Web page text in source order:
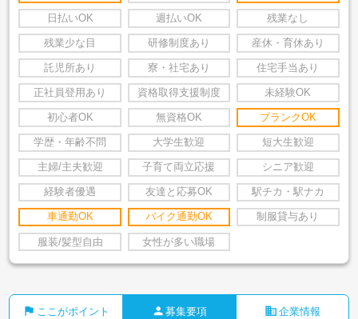
日払いOK 週払いOK 残業なし
残業少な目 研修制度あり 産休・育休あり
託児所あり 寮・社宅あり 住宅手当あり
正社員登用あり 資格取得支援制度 未経験OK
初心者OK 無資格OK ブランクOK
学歴・年齢不問 大学生歓迎 短大生歓迎
主婦/主夫歓迎 子育て両立応援 シニア歓迎
経験者優遇 友達と応募OK 駅チカ・駅ナカ
車通勤OK バイク通勤OK 制服貸与あり
服装/髪型自由 女性が多い職場
flag ここがポイント person 募集要項 business 企業情報